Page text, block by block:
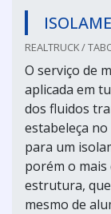
REALTRUCK /
O serviço de
aplicada em
dos fluidos
estabeleça
para um
porém o
estrutura,
mesmo de